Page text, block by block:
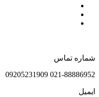
شماره تماس
021-88886952 09205231909
ایمیل